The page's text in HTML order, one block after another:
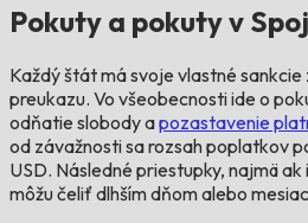
Pokuty a pokuty v
Každý štát má svoje vlastné
preukazu. Vo všeobecnosti ide o
odňatie slobody apozastavenie
od závažnosti sa rozsah poplatkov
USD. Následné priestupky, najmä
môžu čeliť dlhším dňom alebo